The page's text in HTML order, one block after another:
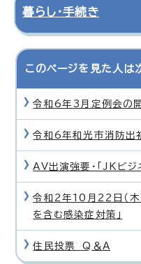
暮らし・手続き
このページを見た人は
令和6年3月定例会の
令和6年和光市消防出
AV出演強要・「JKビジ
令和2年10月22日（木
を含む感染症対策」
住民投票 Q＆A